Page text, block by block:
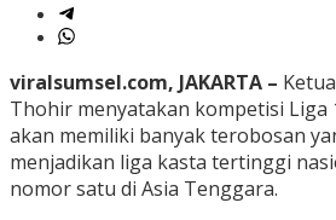
viralsumsel.com, JAKARTA –
Thohir menyatakan kompetisi Liga
akan memiliki banyak terobosan
menjadikan liga kasta tertinggi
nomor satu di Asia Tenggara.